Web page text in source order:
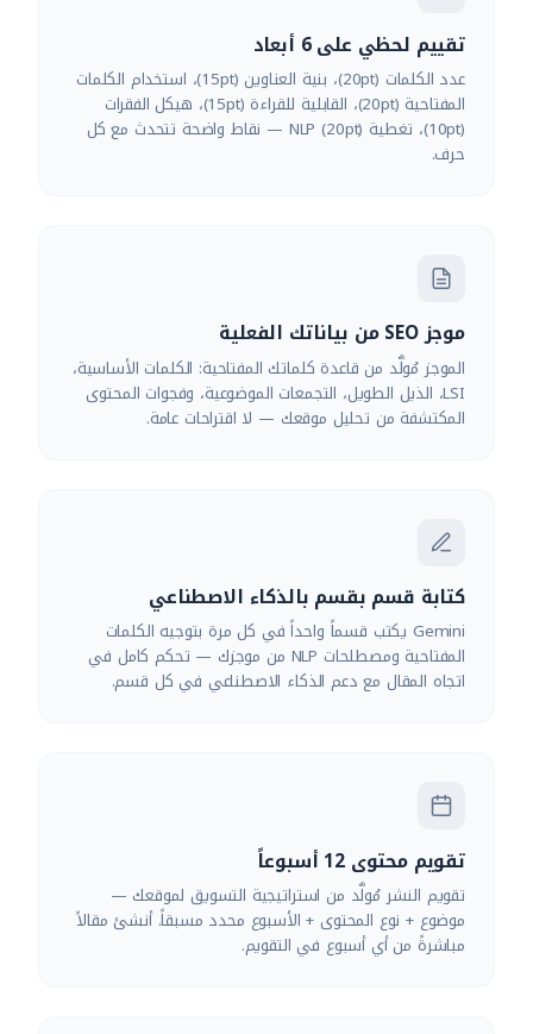
تقييم لحظي على 6 أبعاد
عدد الكلمات (20pt)، بنية العناوين (15pt)، استخدام الكلمات
المفتاحية (20pt)، القابلية للقراءة (15pt)، هيكل الفقرات
(10pt)، تغطية NLP (20pt) — نقاط واضحة تتحدث مع كل
حرف.
موجز SEO من بياناتك الفعلية
الموجز مُولَّد من قاعدة كلماتك المفتاحية: الكلمات الأساسية،
LSI، الذيل الطويل، التجمعات الموضوعية، وفجوات المحتوى
المكتشفة من تحليل موقعك — لا اقتراحات عامة.
كتابة قسم بقسم بالذكاء الاصطناعي
Gemini يكتب قسماً واحداً في كل مرة بتوجيه الكلمات
المفتاحية ومصطلحات NLP من موجزك — تحكم كامل في
اتجاه المقال مع دعم الذكاء الاصطناعي في كل قسم.
تقويم محتوى 12 أسبوعاً
تقويم النشر مُولَّد من استراتيجية التسويق لموقعك —
موضوع + نوع المحتوى + الأسبوع محدد مسبقاً. أنشئ مقالاً
مباشرةً من أي أسبوع في التقويم.